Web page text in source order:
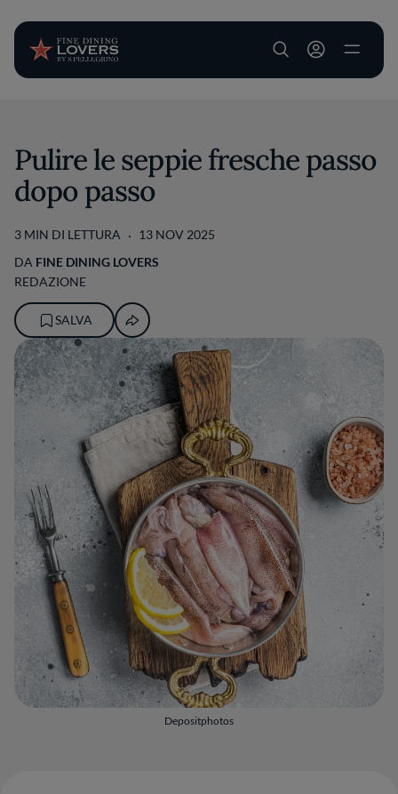
User account
Depositphotos
Pulire le seppie fresche passo
dopo passo
3 MIN DI LETTURA
13 NOV 2025
DA FINE DINING LOVERS
REDAZIONE
SALVA